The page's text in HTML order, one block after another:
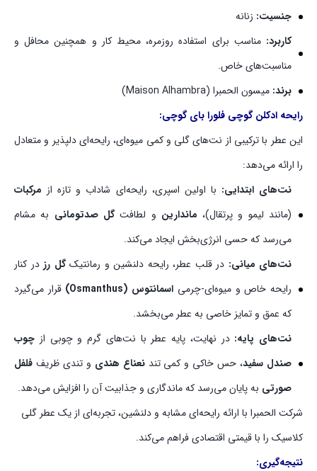
جنسیت: زنانه
کاربرد: مناسب برای استفاده روزمره، محیط کار و همچنین محافل و
مناسبت‌های خاص.
برند: میسون الحمبرا (Maison Alhambra)
رایحه ادکلن گوچی فلورا بای گوچی:
این عطر با ترکیبی از نت‌های گلی و کمی میوه‌ای، رایحه‌ای دلپذیر و متعادل
را ارائه می‌دهد:
نت‌های ابتدایی: با اولین اسپری، رایحه‌ای شاداب و تازه از مرکبات
(مانند لیمو و پرتقال)، ماندارین و لطافتگل صدتومانی به مشام
می‌رسد که حسی انرژی‌بخش ایجاد می‌کند.
نت‌های میانی: در قلب عطر، رایحه دلنشین و رمانتیکگل رز در کنار
رایحه خاص و میوه‌ای-چرمی اسمانتوس (Osmanthus)
قرار می‌گیرد
که عمق و تمایز خاصی به عطر می‌بخشد.
نت‌های پایه: در نهایت، پایه عطر با نت‌های گرم و چوبی از چوب
صندل سفید، حس خاکی و کمی تندنعناع هندی و تندی ظریف فلفل
صورتی به پایان می‌رسد که ماندگاری و جذابیت آن را افزایش می‌دهد.
شرکت الحمبرا با ارائه رایحه‌ای مشابه و دلنشین، تجربه‌ای از یک عطر گلی
کلاسیک را با قیمتی اقتصادی فراهم می‌کند.
نتیجه‌گیری: